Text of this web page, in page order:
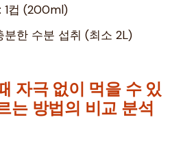
1컵 (200ml)
분한 수분 섭취 (최소 2L)
자극 없이 먹을 수 있
는 방법의 비교 분석